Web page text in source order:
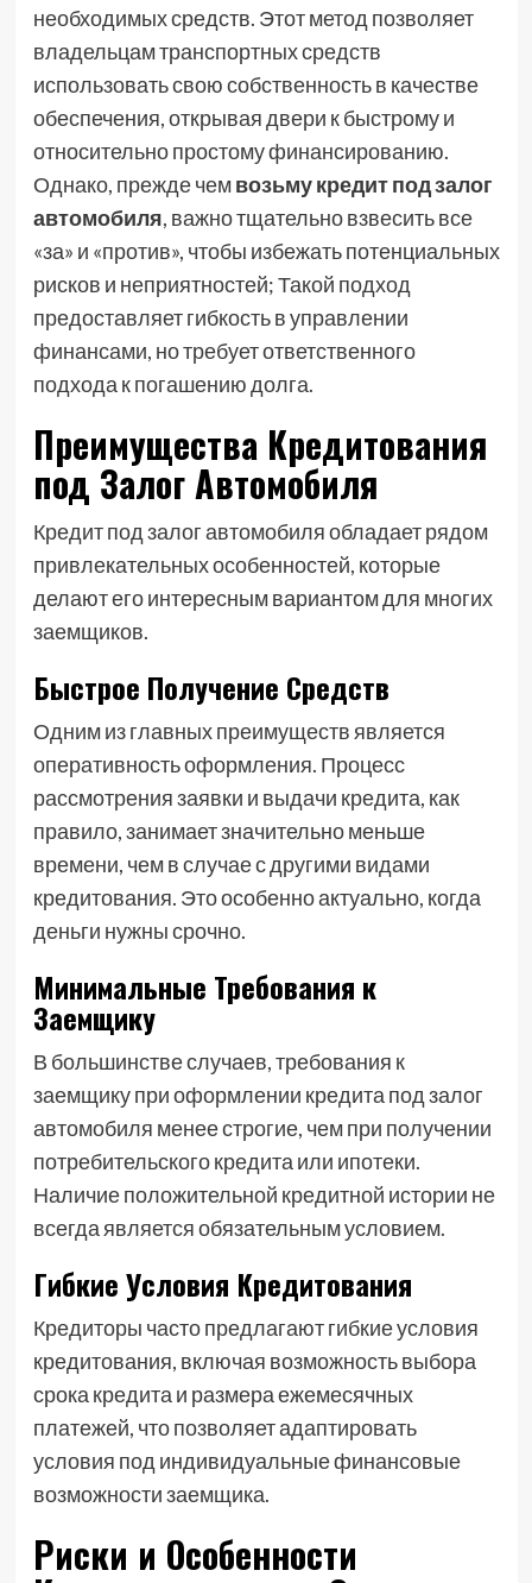
необходимых средств. Этот метод позволяет
владельцам транспортных средств
использовать свою собственность в качестве
обеспечения, открывая двери к быстрому и
относительно простому финансированию.
Однако, прежде чемвозьму кредит под залог
автомобиля, важно тщательно взвесить все
«за» и «против», чтобы избежать потенциальных
рисков и неприятностей; Такой подход
предоставляет гибкость в управлении
финансами, но требует ответственного
подхода к погашению долга.
Преимущества Кредитования
под Залог Автомобиля
Кредит под залог автомобиля обладает рядом
привлекательных особенностей, которые
делают его интересным вариантом для многих
заемщиков.
Быстрое Получение Средств
Одним из главных преимуществ является
оперативность оформления. Процесс
рассмотрения заявки и выдачи кредита, как
правило, занимает значительно меньше
времени, чем в случае с другими видами
кредитования. Это особенно актуально, когда
деньги нужны срочно.
Минимальные Требования к
Заемщику
В большинстве случаев, требования к
заемщику при оформлении кредита под залог
автомобиля менее строгие, чем при получении
потребительского кредита или ипотеки.
Наличие положительной кредитной истории не
всегда является обязательным условием.
Гибкие Условия Кредитования
Кредиторы часто предлагают гибкие условия
кредитования, включая возможность выбора
срока кредита и размера ежемесячных
платежей, что позволяет адаптировать
условия под индивидуальные финансовые
возможности заемщика.
Риски и Особенности